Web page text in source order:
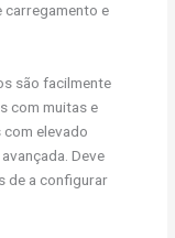
e
são facilmente
com muitas e
elevado
Deve
de a configurar